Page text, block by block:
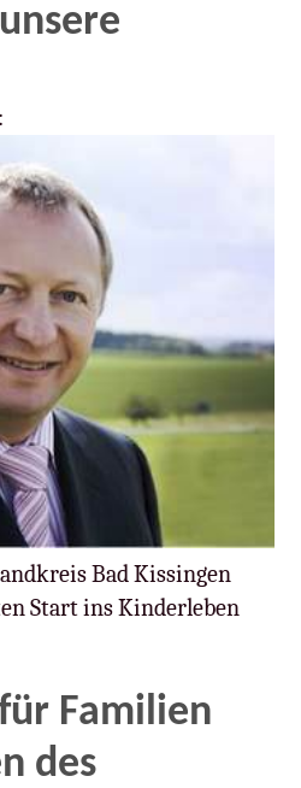
Bad Kissingen
Start ins Kinderleben
Familien
des